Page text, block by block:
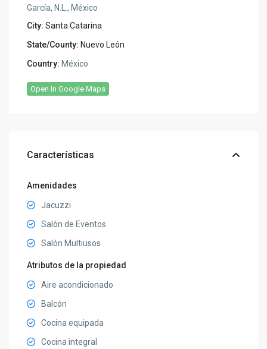
García, N.L., México
City: Santa Catarina
State/County: Nuevo León
Country: México
Open In Google Maps
Características
Amenidades
Jacuzzi
Salón de Eventos
Salón Multiusos
Atributos de la propiedad
Aire acondicionado
Balcón
Cocina equipada
Cocina integral